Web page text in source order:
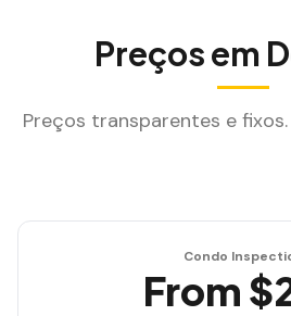
Preços em
Preços transparentes e
Condo
From